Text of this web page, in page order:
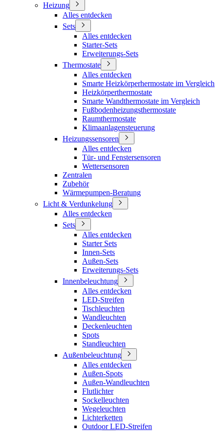
Heizung
Alles entdecken
Sets
Alles entdecken
Starter-Sets
Erweiterungs-Sets
Thermostate
Alles entdecken
Smarte Heizkörperhermostate im Vergleich
Heizkörperthermostate
Smarte Wandthermostate im Vergleich
Fußbodenheizungsthermostate
Raumthermostate
Klimaanlagensteuerung
Heizungssensoren
Alles entdecken
Tür- und Fenstersensoren
Wettersensoren
Zentralen
Zubehör
Wärmepumpen-Beratung
Licht & Verdunkelung
Alles entdecken
Sets
Alles entdecken
Starter Sets
Innen-Sets
Außen-Sets
Erweiterungs-Sets
Innenbeleuchtung
Alles entdecken
LED-Streifen
Tischleuchten
Wandleuchten
Deckenleuchten
Spots
Standleuchten
Außenbeleuchtung
Alles entdecken
Außen-Spots
Außen-Wandleuchten
Flutlichter
Sockelleuchten
Wegeleuchten
Lichterketten
Outdoor LED-Streifen